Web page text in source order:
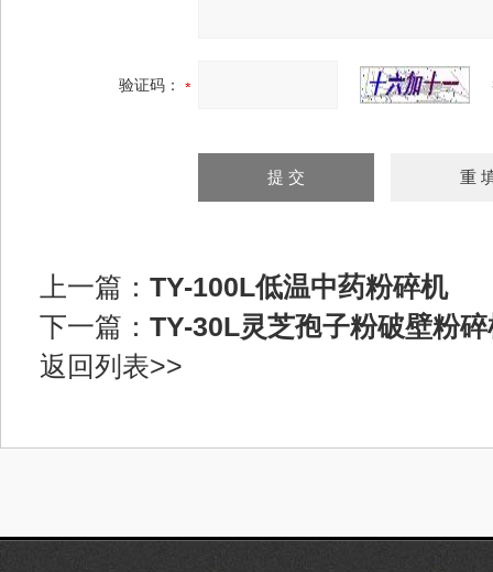
验证码：
上一篇： TY-100L低温中药粉碎机
下一篇： TY-30L灵芝孢子粉破壁粉
返回列表>>